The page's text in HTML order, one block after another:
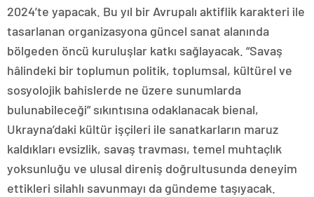
2024’te yapacak. Bu yıl bir Avrupalı aktiflik karakteri ile
tasarlanan organizasyona güncel sanat alanında
bölgeden öncü kuruluşlar katkı sağlayacak. “Savaş
hâlindeki bir toplumun politik, toplumsal, kültürel ve
sosyolojik bahislerde ne üzere sunumlarda
bulunabileceği” sıkıntısına odaklanacak bienal,
Ukrayna’daki kültür işçileri ile sanatkarların maruz
kaldıkları evsizlik, savaş travması, temel muhtaçlık
yoksunluğu ve ulusal direniş doğrultusunda deneyim
ettikleri silahlı savunmayı da gündeme taşıyacak.